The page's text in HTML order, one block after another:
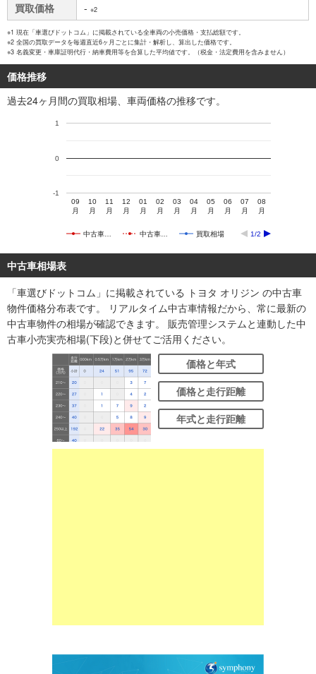
買取価格 - ※2
※1 現在「車選びドットコム」に掲載されている全車両の小売価格・支払総額です。
※2 全国の買取データを毎週直近6ヶ月ごとに集計・解析し、算出した価格です。
※3 名義変更・車庫証明代行・納車費用等を合算した平均値です。（税金・法定費用を含みません）
価格推移
過去24ヶ月間の買取相場、車両価格の推移です。
中古車… 中古車… 買取相場 1/2
09
月
10
月
11
月
12
月
01
月
02
月
03
月
04
月
05
月
06
月
07
月
08
月
-1
0
1
中古車相場表
「車選びドットコム」に掲載されている トヨタ オリジン の中古車
物件価格分布表です。 リアルタイム中古車情報だから、常に最新の
中古車物件の相場が確認できます。 販売管理システムと連動した中
古車小売実売相場(下段)と併せてご活用ください。
価格と年式
価格と走行距離
年式と走行距離